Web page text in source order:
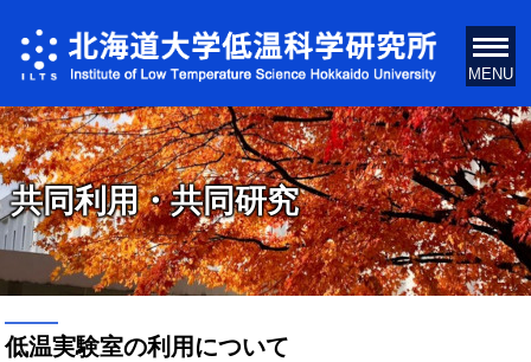
共同利用・共同研究
低温実験室の利用について